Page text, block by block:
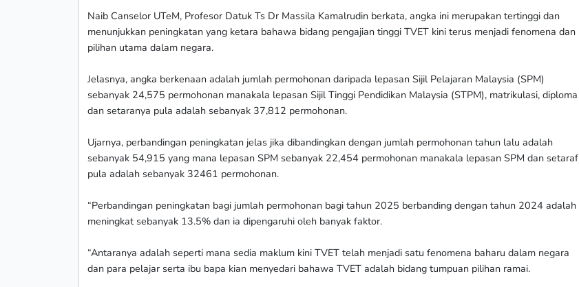
Naib Canselor UTeM, Profesor Datuk Ts Dr Massila Kamalrudin berkata, angka ini merupakan tertinggi dan
menunjukkan peningkatan yang ketara bahawa bidang pengajian tinggi TVET kini terus menjadi fenomena dan
pilihan utama dalam negara.
Jelasnya, angka berkenaan adalah jumlah permohonan daripada lepasan Sijil Pelajaran Malaysia (SPM)
sebanyak 24,575 permohonan manakala lepasan Sijil Tinggi Pendidikan Malaysia (STPM), matrikulasi, diploma
dan setaranya pula adalah sebanyak 37,812 permohonan.
Ujarnya, perbandingan peningkatan jelas jika dibandingkan dengan jumlah permohonan tahun lalu adalah
sebanyak 54,915 yang mana lepasan SPM sebanyak 22,454 permohonan manakala lepasan SPM dan setaraf
pula adalah sebanyak 32461 permohonan.
“Perbandingan peningkatan bagi jumlah permohonan bagi tahun 2025 berbanding dengan tahun 2024 adalah
meningkat sebanyak 13.5% dan ia dipengaruhi oleh banyak faktor.
“Antaranya adalah seperti mana sedia maklum kini TVET telah menjadi satu fenomena baharu dalam negara
dan para pelajar serta ibu bapa kian menyedari bahawa TVET adalah bidang tumpuan pilihan ramai.